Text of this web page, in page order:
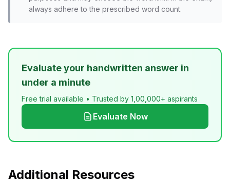
always adhere to the prescribed word count.
Evaluate your handwritten answer in
under a minute
Free trial available • Trusted by 1,00,000+ aspirants
Evaluate Now
Additional Resources